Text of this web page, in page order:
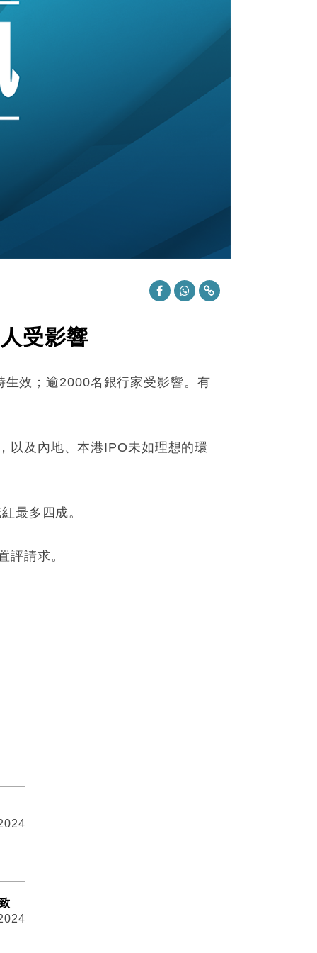
受影響
效；逾2000名銀行家受影響。有
以及內地、本港IPO未如理想的環
最多四成。
評請求。